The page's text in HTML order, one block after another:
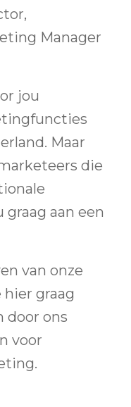
Manager
jou
Maar
die
aan een
van onze
graag
door ons
voor